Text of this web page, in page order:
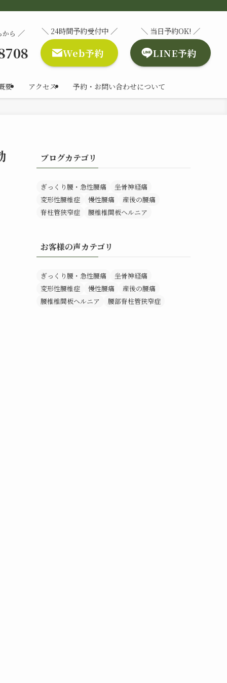
要 アクセス 予約・お問い合わせについて
ら ／ ＼ 24時間予約受付中 ／
Web予約
＼ 当日予約OK! ／
LINE予約
ブログカテゴリ
ぎっくり腰・急性腰痛
坐骨神経痛
変形性腰椎症
慢性腰痛
産後の腰痛
脊柱管狭窄症
腰椎椎間板ヘルニア
お客様の声カテゴリ
ぎっくり腰・急性腰痛
坐骨神経痛
変形性腰椎症
慢性腰痛
産後の腰痛
腰椎椎間板ヘルニア
腰部脊柱管狭窄症